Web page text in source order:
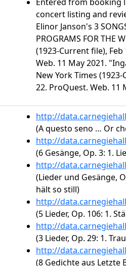
concert listing and
Elinor Janson's 3
PROGRAMS FOR THE
(1923-Current file),
Web. 11 May 2021.
New York Times
22. ProQuest. Web. 11
http://
(A questo seno … Or
http://
(6 Gesänge, Op. 3: 1.
http://
(Lieder und Gesänge,
hält so still)
http://
(5 Lieder, Op. 106: 1.
http://
(3 Lieder, Op. 29: 1.
http://
(8 Gedichte aus Letzte